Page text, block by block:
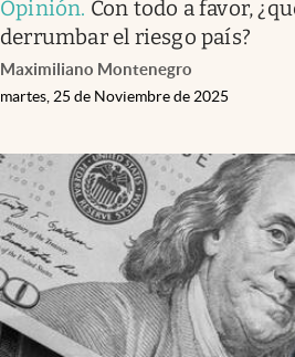
Opinión. Con todo a favor,
derrumbar el riesgo país?
Maximiliano Montenegro
martes, 25 de Noviembre de 2025